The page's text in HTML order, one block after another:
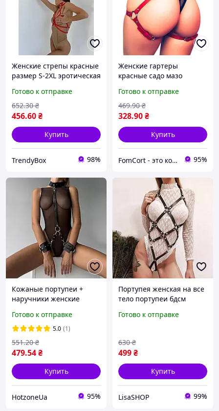
Женские стрепы красные
размер S-2XL эротическая
аксессуар для ролевых
игр женское белье box2
Готово к отправке
456.60₴
652.30 ₴
Купить
TrendyBox 98%
Женские гартеры
красные садо мазо
эротическое белье
аксессуар для ролевых
игр кожаные
Готово к отправке
328.90₴
469.90 ₴
Купить
FomCort - это комфортно! 95%
Кожаные портупеи +
наручники женские
ролевых игр
Готово к отправке
5.0 (1)
479.54₴
551.20 ₴
Купить
HotzoneUa 95%
Портупея женская на все
тело портупеи бдсм
регулируемая женская
Готово к отправке
499₴
630 ₴
Купить
LisaSHOP 99%